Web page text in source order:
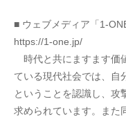
■ ウェブメディア「1-
https://1-one.jp/
時代と共にますます価
ている現代社会では、自
ということを認識し、攻
求められています。また